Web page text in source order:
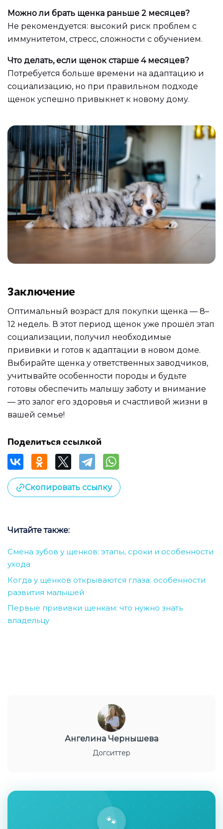
Можно ли брать щенка раньше 2 месяцев?
Не рекомендуется: высокий риск проблем с
иммунитетом, стресс, сложности с обучением.
Что делать, если щенок старше 4 месяцев?
Потребуется больше времени на адаптацию и
социализацию, но при правильном подходе
щенок успешно привыкнет к новому дому.
Заключение
Оптимальный возраст для покупки щенка — 8–
12 недель. В этот период щенок уже прошёл этап
социализации, получил необходимые
прививки и готов к адаптации в новом доме.
Выбирайте щенка у ответственных заводчиков,
учитывайте особенности породы и будьте
готовы обеспечить малышу заботу и внимание
— это залог его здоровья и счастливой жизни в
вашей семье!
Поделиться ссылкой
Скопировать ссылку
Читайте также:
Смена зубов у щенков: этапы, сроки и особенности
ухода
Когда у щенков открываются глаза: особенности
развития малышей
Первые прививки щенкам: что нужно знать
владельцу
Ангелина Чернышева
Догситтер
🐾